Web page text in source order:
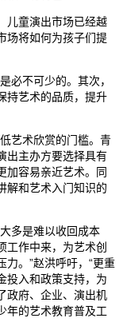
儿童演出市场已经越
场将如何为孩子们提
必不可少的。其次，
持艺术的品质，提升
艺术欣赏的门槛。青
出主办方要选择具有
加容易亲近艺术。同
解和艺术入门知识的
多是难以收回成本
工作中来，为艺术创
。”赵洪呼吁，“更重
投入和政策支持，为
政府、企业、演出机
年的艺术教育普及工